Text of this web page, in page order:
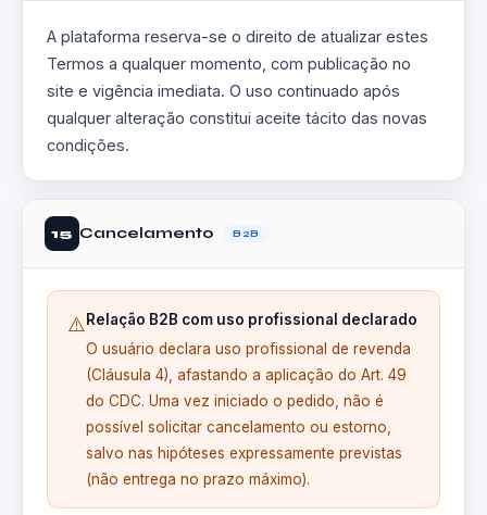
A plataforma reserva-se o direito de atualizar estes
Termos a qualquer momento, com publicação no
site e vigência imediata. O uso continuado após
qualquer alteração constitui aceite tácito das novas
condições.
15 Cancelamento B2B
⚠️ Relação B2B com uso profissional declarado
O usuário declara uso profissional de revenda
(Cláusula 4), afastando a aplicação do Art. 49
do CDC. Uma vez iniciado o pedido, não é
possível solicitar cancelamento ou estorno,
salvo nas hipóteses expressamente previstas
(não entrega no prazo máximo).